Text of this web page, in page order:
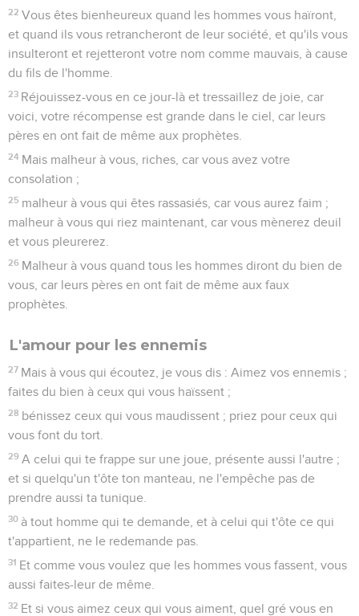
22 Vous êtes bienheureux quand les hommes vous haïront,
et quand ils vous retrancheront de leur société, et qu'ils vous
insulteront et rejetteront votre nom comme mauvais, à cause
du fils de l'homme.
23 Réjouissez-vous en ce jour-là et tressaillez de joie, car
voici, votre récompense est grande dans le ciel, car leurs
pères en ont fait de même aux prophètes.
24 Mais malheur à vous, riches, car vous avez votre
consolation ;
25 malheur à vous qui êtes rassasiés, car vous aurez faim ;
malheur à vous qui riez maintenant, car vous mènerez deuil
et vous pleurerez.
26 Malheur à vous quand tous les hommes diront du bien de
vous, car leurs pères en ont fait de même aux faux
prophètes.
L'amour pour les ennemis
27 Mais à vous qui écoutez, je vous dis : Aimez vos ennemis ;
faites du bien à ceux qui vous haïssent ;
28 bénissez ceux qui vous maudissent ; priez pour ceux qui
vous font du tort.
29 A celui qui te frappe sur une joue, présente aussi l'autre ;
et si quelqu'un t'ôte ton manteau, ne l'empêche pas de
prendre aussi ta tunique.
30 à tout homme qui te demande, et à celui qui t'ôte ce qui
t'appartient, ne le redemande pas.
31 Et comme vous voulez que les hommes vous fassent, vous
aussi faites-leur de même.
32 Et si vous aimez ceux qui vous aiment, quel gré vous en